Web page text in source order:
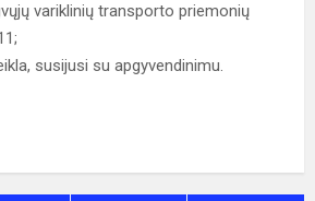
variklinių transporto priemonių
susijusi su apgyvendinimu.